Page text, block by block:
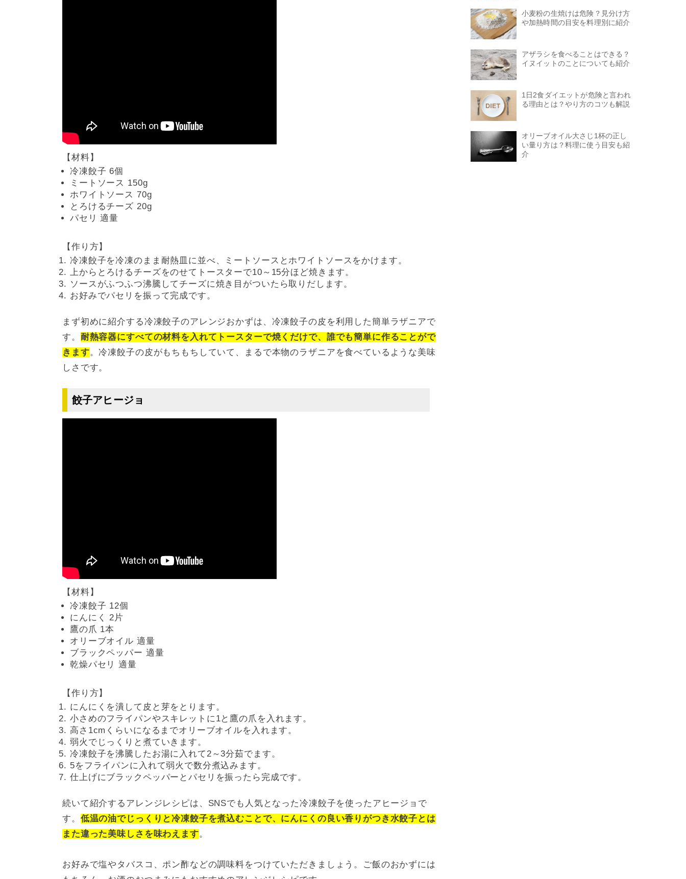
【材料】
冷凍餃子 6個
ミートソース 150g
ホワイトソース 70g
とろけるチーズ 20g
パセリ 適量
【作り方】
冷凍餃子を冷凍のまま耐熱皿に並べ、ミートソースとホワイトソースをかけます。
上からとろけるチーズをのせてトースターで10～15分ほど焼きます。
ソースがふつふつ沸騰してチーズに焼き目がついたら取りだします。
お好みでパセリを振って完成です。
まず初めに紹介する冷凍餃子のアレンジおかずは、冷凍餃子の皮を利用した簡単ラザニアで
す。 耐熱容器にすべての材料を入れてトースターで焼くだけで、誰でも簡単に作ることがで
きます。冷凍餃子の皮がもちもちしていて、まるで本物のラザニアを食べているような美味
しさです。
餃子アヒージョ
【材料】
冷凍餃子 12個
にんにく 2片
鷹の爪 1本
オリーブオイル 適量
ブラックペッパー 適量
乾燥パセリ 適量
【作り方】
にんにくを潰して皮と芽をとります。
小さめのフライパンやスキレットに1と鷹の爪を入れます。
高さ1cmくらいになるまでオリーブオイルを入れます。
弱火でじっくりと煮ていきます。
冷凍餃子を沸騰したお湯に入れて2～3分茹でます。
5をフライパンに入れて弱火で数分煮込みます。
仕上げにブラックペッパーとパセリを振ったら完成です。
続いて紹介するアレンジレシピは、SNSでも人気となった冷凍餃子を使ったアヒージョで
す。 低温の油でじっくりと冷凍餃子を煮込むことで、にんにくの良い香りがつき水餃子とは
また違った美味しさを味わえます。
お好みで塩やタバスコ、ポン酢などの調味料をつけていただきましょう。ご飯のおかずには
小麦粉の生焼けは危険？見分け方
や加熱時間の目安を料理別に紹介
アザラシを食べることはできる？
イヌイットのことについても紹介
1日2食ダイエットが危険と言われ
る理由とは？やり方のコツも解説
オリーブオイル大さじ1杯の正し
い量り方は？料理に使う目安も紹
介